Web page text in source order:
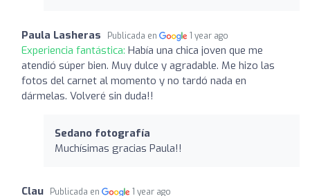
Paula Lasheras Publicada en 1 year ago
Experiencia fantástica: Había una chica joven que me
atendió súper bien. Muy dulce y agradable. Me hizo las
fotos del carnet al momento y no tardó nada en
dármelas. Volveré sin duda!!
Sedano fotografía
Muchísimas gracias Paula!!
Clau Publicada en 1 year ago